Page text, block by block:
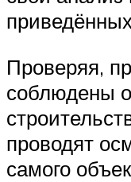
Проверяя,
соблюдены
проводят
самого